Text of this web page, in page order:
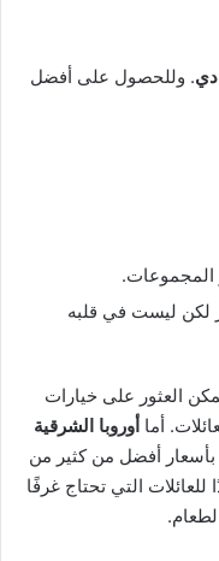
. وللحصول على أفضل
المجموعات.
لكن ليست في قلبه
العثور على خيارات
أما أوروبا الشرقية
أفضل من كثير من
للعائلات التي تحتاج غرفًا